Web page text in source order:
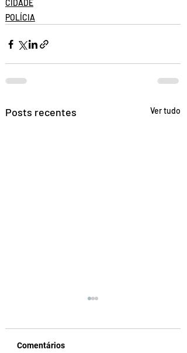
CIDADE
POLÍCIA
Posts recentes Ver tudo
Comentários